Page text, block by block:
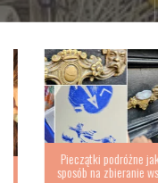
Pieczątki podróżne jako
sposób na zbieranie